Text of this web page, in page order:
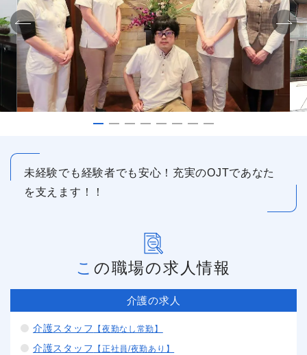
未経験でも経験者でも安心！充実のOJTであなた
を支えます！！
この職場の求人情報
介護の求人
介護スタッフ 【夜勤なし常勤】
介護スタッフ 【正社員/夜勤あり】